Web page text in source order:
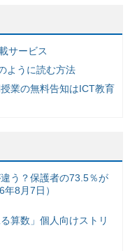
サービス
ように読む方法
業の無料告知はICT教育
う？保護者の73.5％が
8月7日）
算数」個人向けストリ